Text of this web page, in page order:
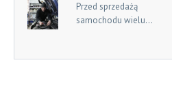
Przed sprzedażą
samochodu wielu...